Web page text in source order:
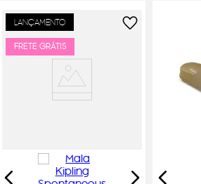
LANÇAMENTO
FRETE GRÁTIS